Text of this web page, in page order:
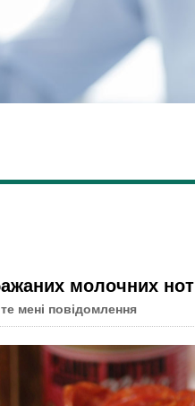
молочних нот
мені повідомлення